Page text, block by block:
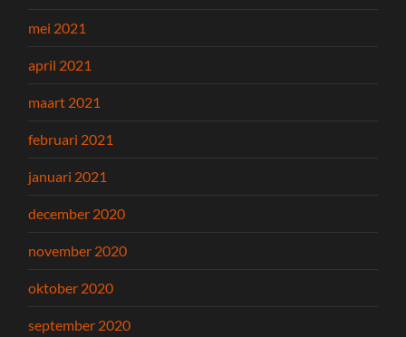
mei 2021
april 2021
maart 2021
februari 2021
januari 2021
december 2020
november 2020
oktober 2020
september 2020